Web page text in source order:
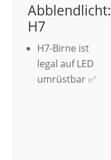
Abblendlicht:
H7
H7-Birne ist
legal auf LED
umrüstbar ✅